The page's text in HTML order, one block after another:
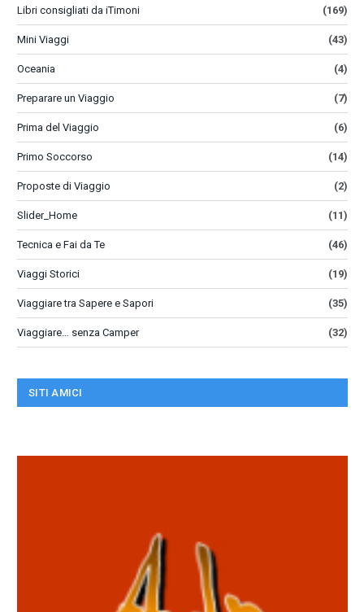
Libri consigliati da iTimoni (169)
Mini Viaggi (43)
Oceania (4)
Preparare un Viaggio (7)
Prima del Viaggio (6)
Primo Soccorso (14)
Proposte di Viaggio (2)
Slider_Home (11)
Tecnica e Fai da Te (46)
Viaggi Storici (19)
Viaggiare tra Sapere e Sapori (35)
Viaggiare… senza Camper (32)
SITI AMICI